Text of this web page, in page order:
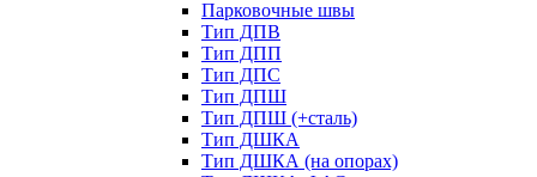
Парковочные швы
Тип ДПВ
Тип ДПП
Тип ДПС
Тип ДПШ
Тип ДПШ (+сталь)
Тип ДШКА
Тип ДШКА (на опорах)